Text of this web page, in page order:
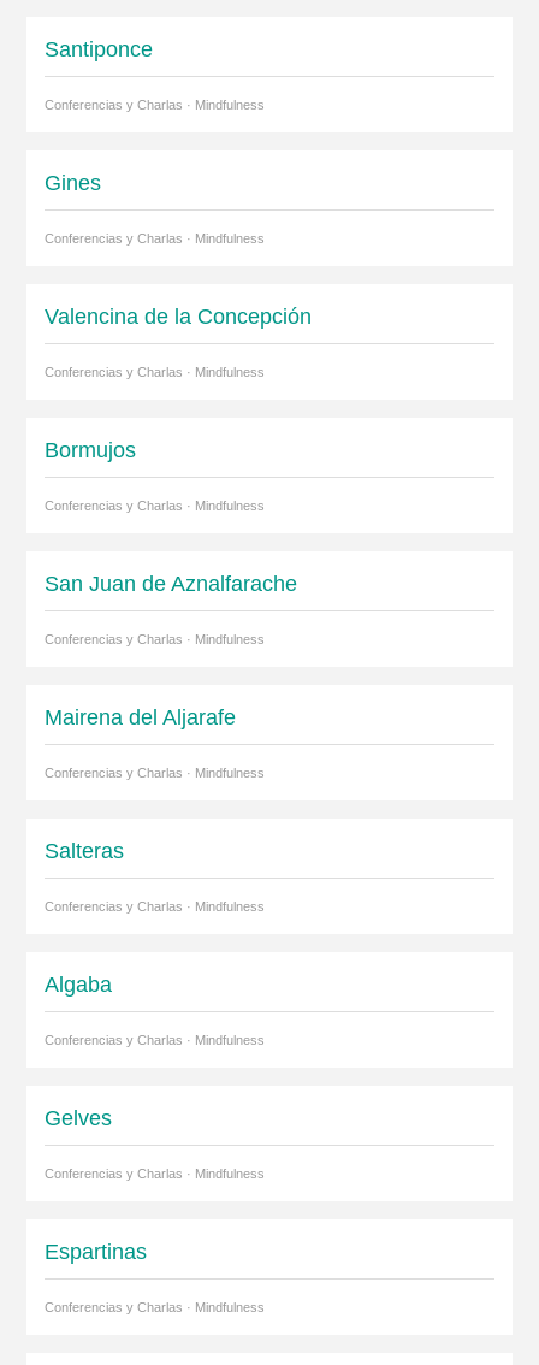
Santiponce
Conferencias y Charlas · Mindfulness
Gines
Conferencias y Charlas · Mindfulness
Valencina de la Concepción
Conferencias y Charlas · Mindfulness
Bormujos
Conferencias y Charlas · Mindfulness
San Juan de Aznalfarache
Conferencias y Charlas · Mindfulness
Mairena del Aljarafe
Conferencias y Charlas · Mindfulness
Salteras
Conferencias y Charlas · Mindfulness
Algaba
Conferencias y Charlas · Mindfulness
Gelves
Conferencias y Charlas · Mindfulness
Espartinas
Conferencias y Charlas · Mindfulness